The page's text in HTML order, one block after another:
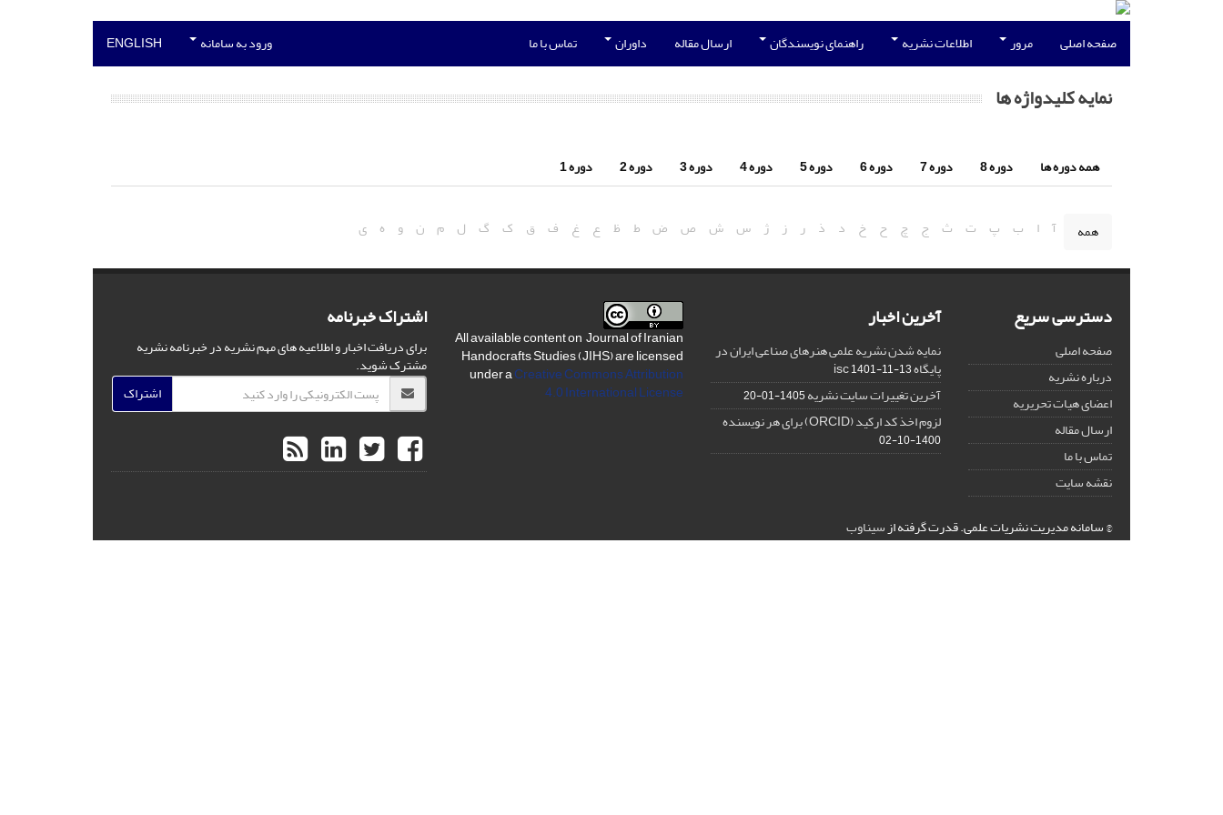
صفحه اصلی مرور اطلاعات نشریه راهنمای نویسندگان ارسال مقاله داوران تماس با ما ورود به سامانه ENGLISH
نمایه کلیدواژه ها
همه دوره ها دوره 8 دوره 7 دوره 6 دوره 5 دوره 4 دوره 3 دوره 2 دوره 1
همه آ ا ب پ ت ث ج چ ح خ د ذ ر ز ژ س ش ص ض ط ظ ع غ ف ق ک گ ل م ن و ه ی
دسترسی سریع
صفحه اصلی
درباره نشریه
اعضای هیات تحریریه
ارسال مقاله
تماس با ما
نقشه سایت
آخرین اخبار
نمایه شدن نشریه علمی هنرهای صناعی ایران در
پایگاه isc1401-11-13
آخرین تغییرات سایت نشریه1405-01-20
لزوم اخذ کد ارکید (ORCID) برای هر نویسنده
1400-10-02
All available content on Journal of Iranian
Handocrafts Studies (JIHS) are licensed
under aCreative Commons Attribution
4.0 International License
اشتراک خبرنامه
برای دریافت اخبار و اطلاعیه های مهم نشریه در خبرنامه نشریه
مشترک شوید.
اشتراک
© سامانه مدیریت نشریات علمی.قدرت گرفته ازسیناوب